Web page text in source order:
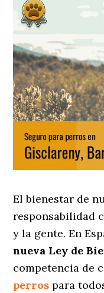
El bienestar de
responsabilidad
y la gente. En
nueva Ley de
competencia de
perros para